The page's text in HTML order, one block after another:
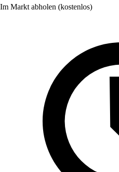
Im Markt abholen (kostenlos)